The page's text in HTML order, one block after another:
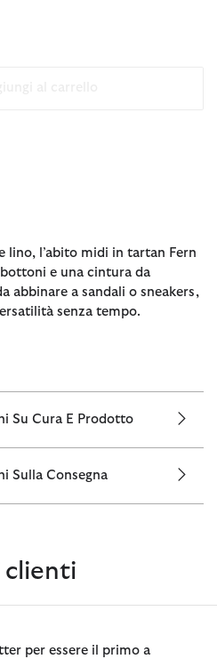
lino, l’abito midi in tartan Fern
e una cintura da
abbinare a sandali o sneakers,
senza tempo.
Su Cura E Prodotto
Sulla Consegna
clienti
per essere il primo a